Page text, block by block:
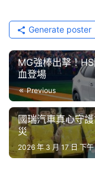
口
碑
中
古
車
行
百
大
履歷的公司！」
為讓學生更深入
「和泰之星實習計
式，讓更多學生在
企業介紹、計畫說
計畫資訊，協助同
Generate poster
MG強棒出擊！
血登場
Previous
國瑞汽車真心守
災
2026 年 3 月 17 日 下